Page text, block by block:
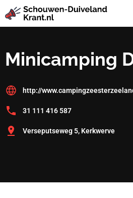
Minicamping
http://
31 111 416 587
Verseputseweg 5, Kerkwerve